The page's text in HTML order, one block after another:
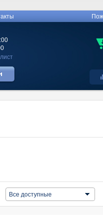
Все доступные